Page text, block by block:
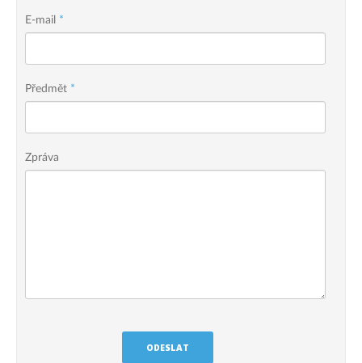
E-mail *
Předmět *
Zpráva
ODESLAT